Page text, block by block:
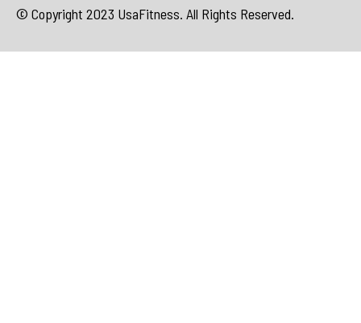
© Copyright 2023 UsaFitness. All Rights Reserved.